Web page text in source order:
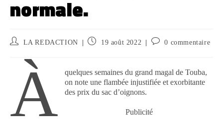
normale.
LA REDACTION 19 août 2022 0 commentaire
À
quelques semaines du grand magal de Touba,
on note une flambée injustifiée et exorbitante
des prix du sac d’oignons.
Publicité